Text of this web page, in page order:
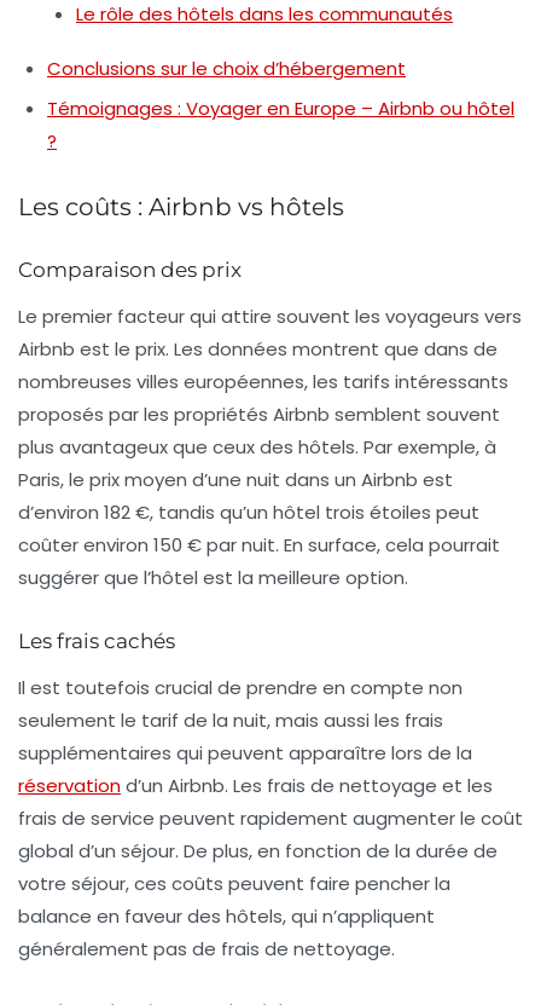
Le rôle des hôtels dans les communautés
Conclusions sur le choix d’hébergement
Témoignages : Voyager en Europe – Airbnb ou hôtel
?
Les coûts : Airbnb vs hôtels
Comparaison des prix
Le premier facteur qui attire souvent les voyageurs vers
Airbnb est le prix. Les données montrent que dans de
nombreuses villes européennes, les tarifs intéressants
proposés par les propriétés Airbnb semblent souvent
plus avantageux que ceux des hôtels. Par exemple, à
Paris, le prix moyen d’une nuit dans un Airbnb est
d’environ 182 €, tandis qu’un hôtel trois étoiles peut
coûter environ 150 € par nuit. En surface, cela pourrait
suggérer que l’hôtel est la meilleure option.
Les frais cachés
Il est toutefois crucial de prendre en compte non
seulement le tarif de la nuit, mais aussi les frais
supplémentaires qui peuvent apparaître lors de la
réservationd’un Airbnb. Les frais de nettoyage et les
frais de service peuvent rapidement augmenter le coût
global d’un séjour. De plus, en fonction de la durée de
votre séjour, ces coûts peuvent faire pencher la
balance en faveur des hôtels, qui n’appliquent
généralement pas de frais de nettoyage.